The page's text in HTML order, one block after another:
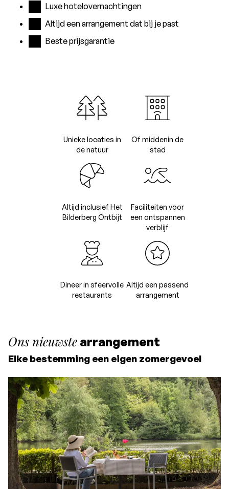
Luxe hotelovernachtingen
Altijd een arrangement dat bij je past
Beste prijsgarantie
Unieke locaties in
de natuur
Of middenin de
stad
Altijd inclusief Het
Bilderberg Ontbijt
Faciliteiten voor
een ontspannen
verblijf
Dineer in sfeervolle
restaurants
Altijd een passend
arrangement
Ons nieuwste arrangement
Elke bestemming een eigen zomergevoel